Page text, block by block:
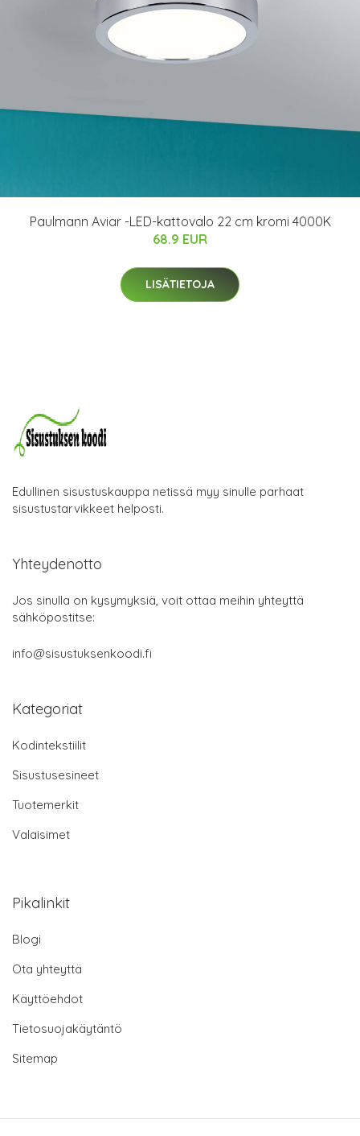
Paulmann Aviar -LED-kattovalo 22 cm kromi 4000K
68.9 EUR
LISÄTIETOJA
Edullinen sisustuskauppa netissä myy sinulle parhaat
sisustustarvikkeet helposti.
Yhteydenotto
Jos sinulla on kysymyksiä, voit ottaa meihin yhteyttä
sähköpostitse:
info@sisustuksenkoodi.fi
Kategoriat
Kodintekstiilit
Sisustusesineet
Tuotemerkit
Valaisimet
Pikalinkit
Blogi
Ota yhteyttä
Käyttöehdot
Tietosuojakäytäntö
Sitemap